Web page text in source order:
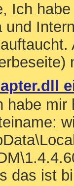
Ich
und
habe mir
das ist